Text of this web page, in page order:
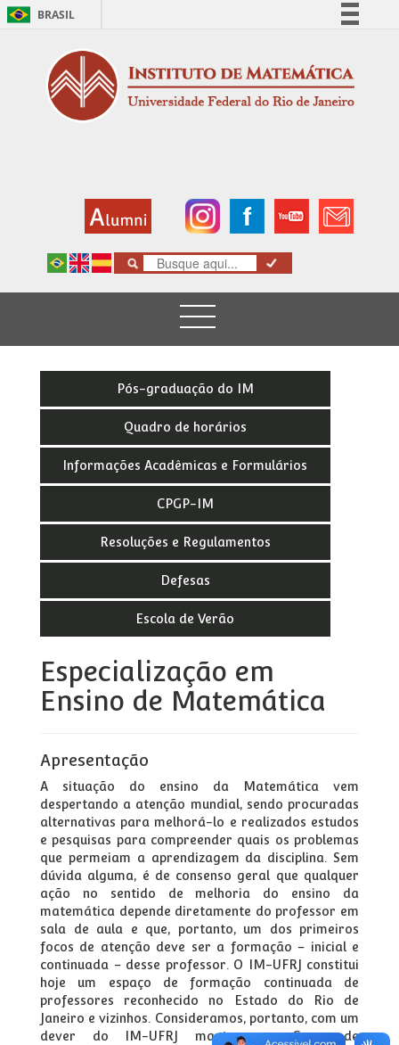
BRASIL
Comunica BR
Participe
Pós-graduação do IM
Quadro de horários
Informações Acadêmicas e Formulários
CPGP-IM
Resoluções e Regulamentos
Defesas
Escola de Verão
Especialização em
Ensino de Matemática
Apresentação
A situação do ensino da Matemática vem
despertando a atenção mundial, sendo procuradas
alternativas para melhorá-lo e realizados estudos
e pesquisas para compreender quais os problemas
que permeiam a aprendizagem da disciplina. Sem
dúvida alguma, é de consenso geral que qualquer
ação no sentido de melhoria do ensino da
matemática depende diretamente do professor em
sala de aula e que, portanto, um dos primeiros
focos de atenção deve ser a formação – inicial e
continuada – desse professor. O IM-UFRJ constitui
hoje um espaço de formação continuada de
professores reconhecido no Estado do Rio de
Janeiro e vizinhos. Consideramos, portanto, com um
dever do IM-UFRJ manter um Curso de